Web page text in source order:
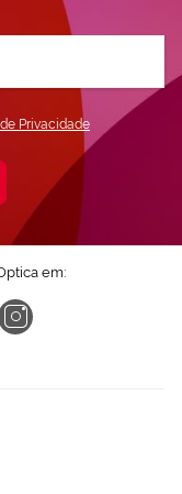
Privacidade
em: